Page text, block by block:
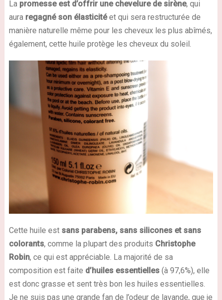
La promesse est d’offrir une chevelure de sirène, qui
aura regagné son élasticitéet qui sera restructurée de
manière naturelle même pour les cheveux les plus abîmés,
également, cette huile protège les cheveux du soleil.
Cette huile est sans parabens, sans silicones et sans
colorants, comme la plupart des produits Christophe
Robin, ce qui est appréciable. La majorité de sa
composition est faite d’huiles essentielles(à 97,6%), elle
est donc grasse et sent très bon les huiles essentielles.
Je ne suis pas une grande fan de l’odeur de lavande, que je